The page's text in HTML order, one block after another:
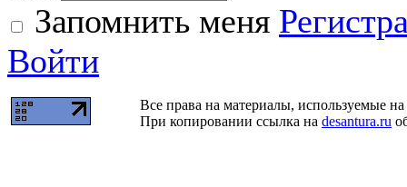
Запомнить меня
Войти
Все права на материалы, используемые
При копировании ссылка на desantura.ru